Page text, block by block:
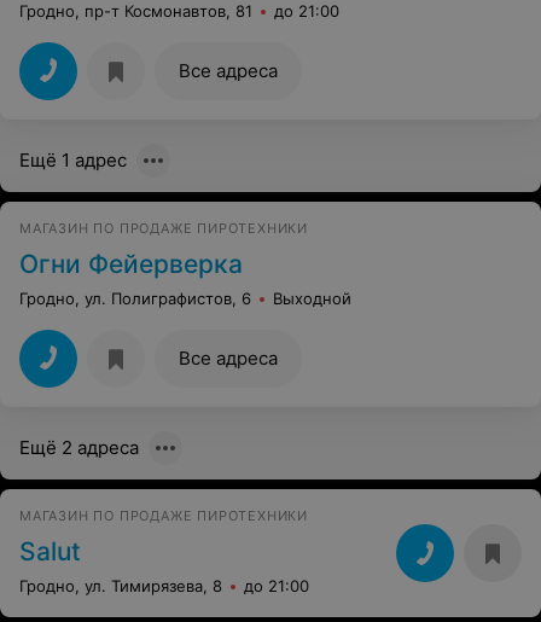
Гродно, пр-т Космонавтов, 81 до 21:00
Все адреса
Ещё 1 адрес
МАГАЗИН ПО ПРОДАЖЕ ПИРОТЕХНИКИ
Огни Фейерверка
Гродно, ул. Полиграфистов, 6 Выходной
Все адреса
Ещё 2 адреса
МАГАЗИН ПО ПРОДАЖЕ ПИРОТЕХНИКИ
Salut
Гродно, ул. Тимирязева, 8 до 21:00